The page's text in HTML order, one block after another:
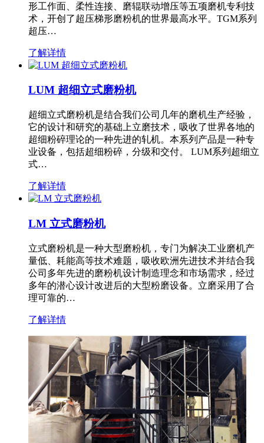
形工作面、柔性连接、磨辊联动增压等五项磨机专利技
术，开创了超压梯形磨粉机的世界最高水平。TGM系列
超压…
了解详情
LUM 超细立式磨粉机
超细立式磨粉机是结合我们公司几年的磨机生产经验，
它的设计和研究的基础上立磨技术，吸收了世界各地的
超细粉碎理论的一种先进的轧机。本系列产品是一种专
业设备，包括超细粉碎，分级和交付。 LUM系列超细立
式…
了解详情
LM 立式磨粉机
立式磨粉机是一种大型磨粉机，专门为解决工业磨机产
量低、耗能高等技术难题，吸收欧洲先进技术并结合我
公司多年先进的磨粉机设计制造理念和市场需求，经过
多年的潜心设计改进后的大型粉磨设备。立磨采用了合
理可靠的…
了解详情